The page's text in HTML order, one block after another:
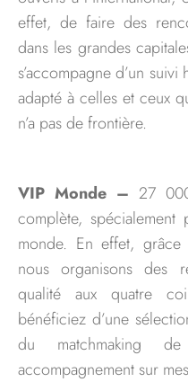
effet, de faire des
dans les grandes
s’accompagne d’un
adapté à celles et ceux
n’a pas de frontière.
VIP Monde –27
complète,
monde. En effet, grâce
nous organisons des
qualité aux quatre
bénéficiez d’une
du matchmaking
accompagnement sur